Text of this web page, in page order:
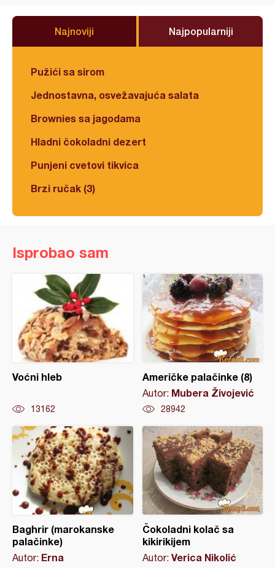
Najnoviji Najpopularniji
Pužići sa sirom
Jednostavna, osvežavajuća salata
Brownies sa jagodama
Hladni čokoladni dezert
Punjeni cvetovi tikvica
Brzi ručak (3)
Isprobao sam
Voćni hleb
13162
Američke palačinke (8)
Autor: Mubera Živojević
28942
Baghrir (marokanske
palačinke)
Autor: Erna
Čokoladni kolač sa
kikirikijem
Autor: Verica Nikolić